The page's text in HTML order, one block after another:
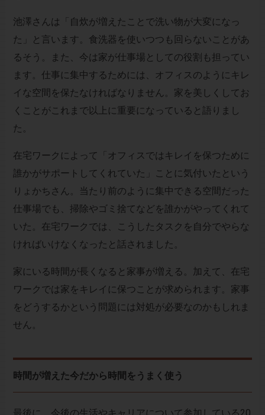
池澤さんは「自炊が増えたことで洗い物が大変になっ
た」と言います。食洗器を使いつつも回らないことがあ
るそう。また、今は家が仕事場としての役割も担ってい
ます。仕事に集中するためには、オフィスのようにキレ
イな空間を保たなければなりません。家を美しくしてお
くことがこれまで以上に重要になっていると語りまし
た。
在宅ワークによって「オフィスではキレイを保つために
誰かがサポートしてくれていた」ことに気付いたという
りょかちさん。当たり前のように集中できる空間だった
仕事場でも、掃除やゴミ捨てなどを誰かがやってくれて
いた。在宅ワークでは、こうしたタスクを自分でやらな
ければいけなくなったと話されました。
家にいる時間が長くなると家事が増える。加えて、在宅
ワークでは家をキレイに保つことが求められます。家事
をどうするかという問題には対処が必要なのかもしれま
せん。
時間が増えた今だから時間をうまく使う
最後に、今後の生活やキャリアについて参加している20